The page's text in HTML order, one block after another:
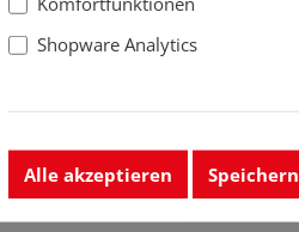
Shopware Analytics
Alle akzeptieren Speichern